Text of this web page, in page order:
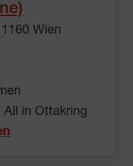
Wien
All in Ottakring